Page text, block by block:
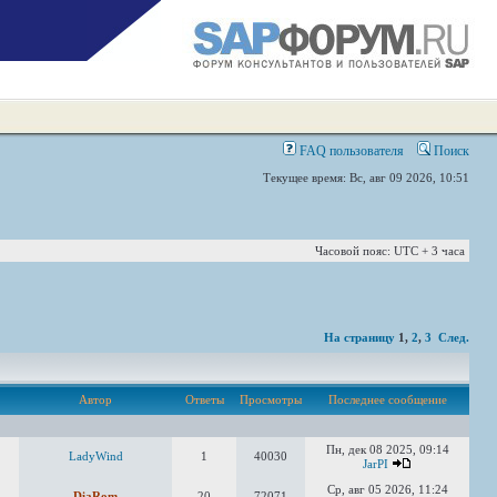
FAQ пользователя Поиск
Текущее время: Вс, авг 09 2026, 10:51
Часовой пояс: UTC + 3 часа
На страницу 1, 2, 3 След.
Автор Ответы Просмотры Последнее сообщение
LadyWind 1 40030
Пн, дек 08 2025, 09:14
JarPI
Ср, авг 05 2026, 11:24